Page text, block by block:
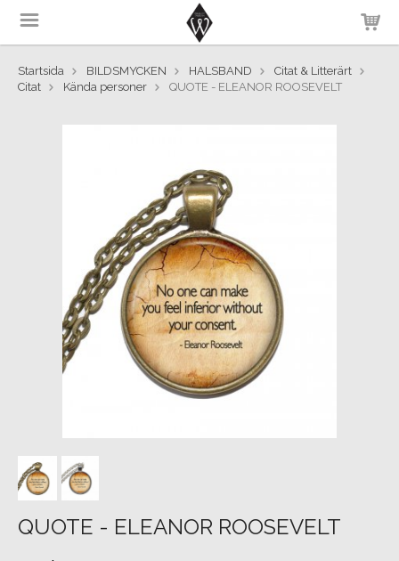
Startsida BILDSMYCKEN HALSBAND
Citat & Litterärt
Citat
Kända personer QUOTE - ELEANOR ROOSEVELT
QUOTE - ELEANOR ROOSEVELT